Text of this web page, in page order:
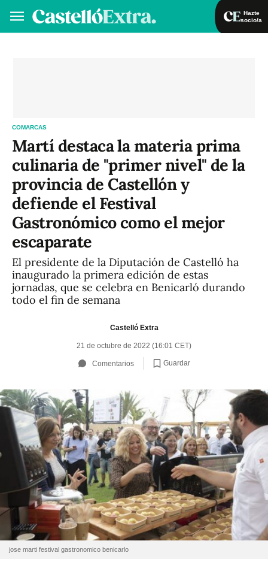
Hazte
socio/a
COMARCAS
Martí destaca la materia prima
culinaria de "primer nivel" de la
provincia de Castellón y
defiende el Festival
Gastronómico como el mejor
escaparate
El presidente de la Diputación de Castelló ha
inaugurado la primera edición de estas
jornadas, que se celebra en Benicarló durando
todo el fin de semana
Castelló Extra
21 de octubre de 2022 (16:01 CET)
Comentarios Guardar
jose marti festival gastronomico benicarlo